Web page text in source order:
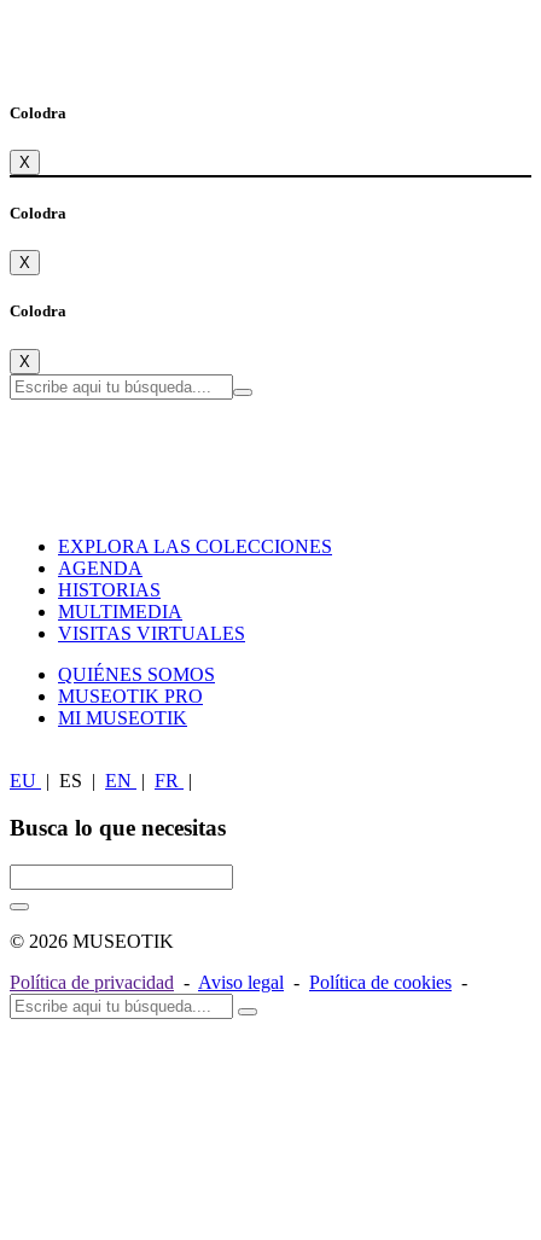
Colodra
X
Colodra
X
Colodra
X
EXPLORA LAS COLECCIONES
AGENDA
HISTORIAS
MULTIMEDIA
VISITAS VIRTUALES
QUIÉNES SOMOS
MUSEOTIK PRO
MI MUSEOTIK
EU | ES | EN | FR |
Busca lo que necesitas
© 2026 MUSEOTIK
Política de privacidad - Aviso legal - Política de cookies -